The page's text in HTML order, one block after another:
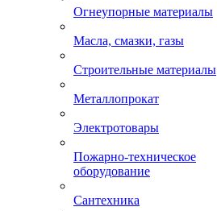
Огнеупорные материалы
Масла, смазки, газы
Строительные материалы
Металлопрокат
Электротовары
Пожарно-техническое
оборудование
Сантехника